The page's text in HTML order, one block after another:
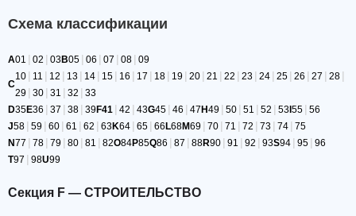
Схема классификации
A01 | 02 | 03B05 | 06 | 07 | 08 | 09
C
10 | 11 | 12 | 13 | 14 | 15 | 16 | 17 | 18 | 19 | 20 | 21 | 22 | 23 | 24 | 25 | 26 | 27 | 28 |
29 | 30 | 31 | 32 | 33
D35E36 | 37 | 38 | 39F41 | 42 | 43G45 | 46 | 47H49 | 50 | 51 | 52 | 53I55 | 56
J58 | 59 | 60 | 61 | 62 | 63K64 | 65 | 66L68M69 | 70 | 71 | 72 | 73 | 74 | 75
N77 | 78 | 79 | 80 | 81 | 82O84P85Q86 | 87 | 88R90 | 91 | 92 | 93S94 | 95 | 96
T97 | 98U99
Секция F — СТРОИТЕЛЬСТВО